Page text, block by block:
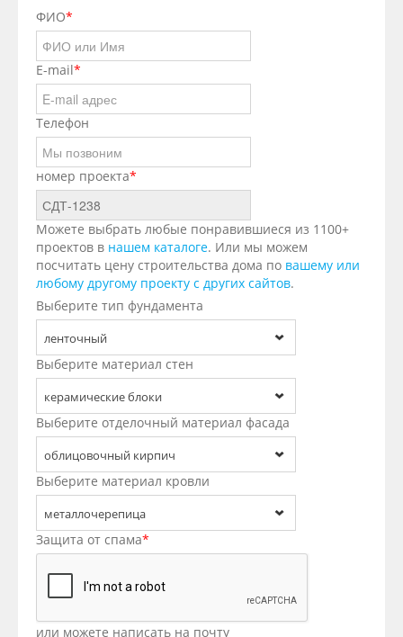
ФИО*
E-mail*
Телефон
номер проекта*
Можете выбрать любые понравившиеся из 1100+
проектов в нашем каталоге. Или мы можем
посчитать цену строительства дома по вашему или
любому другому проекту с других сайтов.
Выберите тип фундамента
ленточный
Выберите материал стен
керамические блоки
Выберите отделочный материал фасада
облицовочный кирпич
Выберите материал кровли
металлочерепица
Защита от спама*
или можете написать на почту